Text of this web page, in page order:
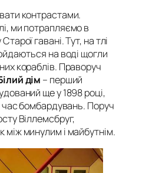
контрастами.
ми потрапляємо в
гавані. Тут, на тлі
на воді щогли
кораблів. Праворуч
дім – перший
ще у 1898 році,
час бомбардувань. Поруч
Віллемсбруг,
минулим і майбутнім.